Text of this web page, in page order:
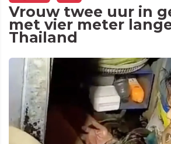
Vrouw twee uur in
met vier meter
Thailand